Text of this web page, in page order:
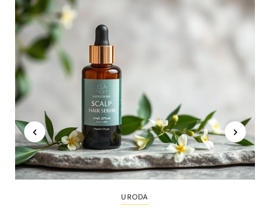
URODA